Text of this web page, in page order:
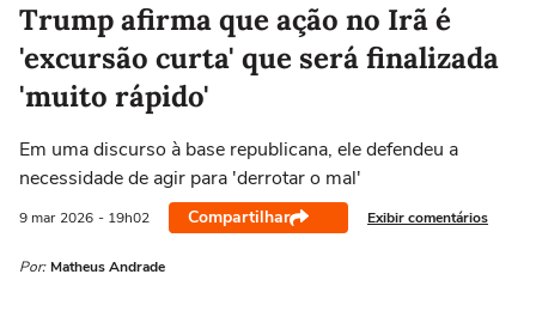
Trump afirma que ação no Irã é
'excursão curta' que será finalizada
'muito rápido'
Em uma discurso à base republicana, ele defendeu a
necessidade de agir para 'derrotar o mal'
9 mar 2026 - 19h02 Compartilhar Exibir comentários
Por: Matheus Andrade